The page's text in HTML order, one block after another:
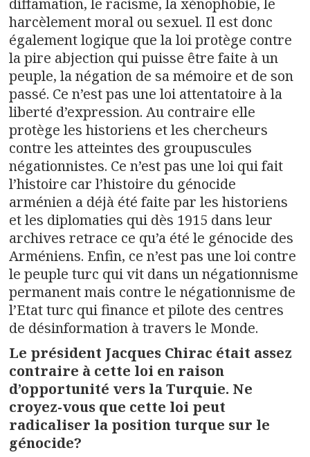
harcèlement moral ou sexuel. Il est donc
également logique que la loi protège contre
la pire abjection qui puisse être faite à un
peuple, la négation de sa mémoire et de son
passé. Ce n’est pas une loi attentatoire à la
liberté d’expression. Au contraire elle
protège les historiens et les chercheurs
contre les atteintes des groupuscules
négationnistes. Ce n’est pas une loi qui fait
l’histoire car l’histoire du génocide
arménien a déjà été faite par les historiens
et les diplomaties qui dès 1915 dans leur
archives retrace ce qu’a été le génocide des
Arméniens. Enfin, ce n’est pas une loi contre
le peuple turc qui vit dans un négationnisme
permanent mais contre le négationnisme de
l’Etat turc qui finance et pilote des centres
de désinformation à travers le Monde.
Le président Jacques Chirac était assez
contraire à cette loi en raison
d’opportunité vers la Turquie. Ne
croyez-vous que cette loi peut
radicaliser la position turque sur le
génocide?